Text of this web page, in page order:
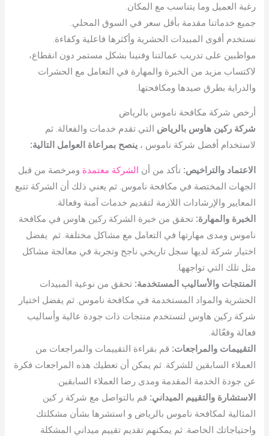
رغبة العميل وما يتناسب مع المكان.
جميع خدماتنا مقدمة بأقل سعر في السوق المحلي.
نستخدم أقوى المبيدات الحشرية وأكثرها فاعلية وكفاءة.
مواظبين على تدريب عمالتنا وفنينا بشكل مستمر دون انقطاع،
لاكتساب مزيد من الخبرة والمهارة في التعامل مع الحشرات
والدراية بطرق صيدها ومكافحتها.
أرخص شركة مكافحة ناموس بالرياض
شركة ركين هاوس بالرياض التي تقدم خدمات والفعالة. ثم
لاستخدام أفضل شركة ناموس ،ينصح بمراعاة العوامل التالية:
الاعتماد والتراخيص: تأكد من أن الشركة معتمدة ومرخصة من قبل
الجهات المختصة في مكافحة ناموس. ثم يعني ذلك أن الشركة تتبع
المعايير والإرشادات اللازمة لتقديم خدمات آمنة وفعالة.
الخبرة والمهارة: تحقق من خبرة الشركة ركين هاوس في مكافحة
ناموس ومدى مهارتها في التعامل مع مشاكل مختلفة. ثم يفضل
اختيار شركة لديها سجل تاريخي ناجح وتجربة في معالجة مشاكل
مثل تلك التي تواجهها.
المنتجات والأساليب المستخدمة: تحقق من نوعية المبيدات
الحشرية والمواد المستخدمة في مكافحة ناموس. ثم يفضل اختيار
شركة ركين هاوس لتستخدم منتجات ذات جودة عالية وأساليب
فعالة وفعّالة.
التقييمات والمراجعات: قم بقراءة التقييمات والمراجعات من
العملاء السابقين للشركة. ثم يمكن أن تعطيك هذه المراجعات فكرة
عن جودة الخدمة المقدمة ومدى رضا العملاء السابقين.
الاستشارة والتقييم الميداني: قم بالتواصل مع شركة ر كين
المثالية لمكافحة ناموس بالرياض و استشرها بشأن مشكلتك
واحتياجاتك الخاصة. ثم يمكنهم تقديم تقييم ميداني المشكلة